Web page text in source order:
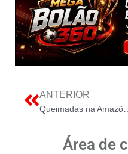
ANTERIOR
Área de